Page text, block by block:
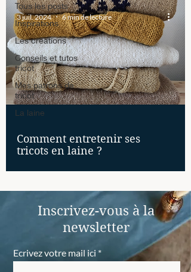
Tous les posts
Inspirations
Les créations
Conseils et tutos
tricot
Mes patrons de
tricot
La laine
Comment entretenir ses
tricots en laine ?
3 juil. 2024 6 min de lecture
Inscrivez-vous à la
newsletter
Ecrivez votre mail ici